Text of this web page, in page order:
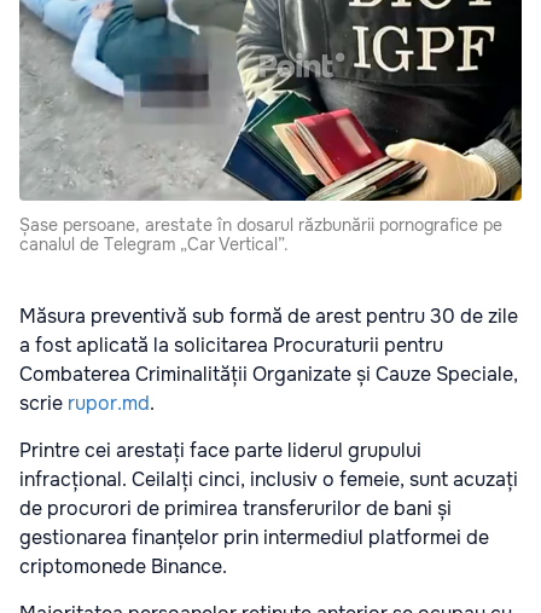
Șase persoane, arestate în dosarul răzbunării pornografice pe
canalul de Telegram „Car Vertical”.
Măsura preventivă sub formă de arest pentru 30 de zile
a fost aplicată la solicitarea Procuraturii pentru
Combaterea Criminalității Organizate și Cauze Speciale,
scrie rupor.md.
Printre cei arestați face parte liderul grupului
infracțional. Ceilalți cinci, inclusiv o femeie, sunt acuzați
de procurori de primirea transferurilor de bani și
gestionarea finanțelor prin intermediul platformei de
criptomonede Binance.